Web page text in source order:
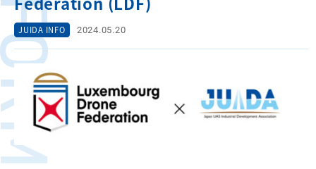
JUIDA INFO 2024.05.20